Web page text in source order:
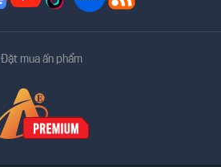
Đặt mua ấn phẩm